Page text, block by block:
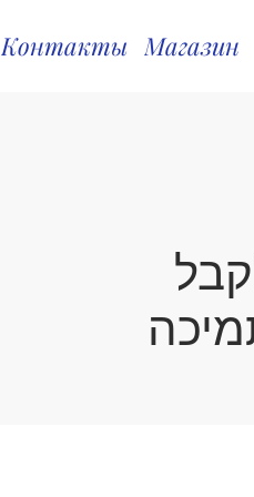
Магазин
Контакты